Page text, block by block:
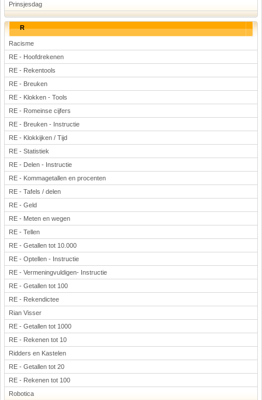
Prinsjesdag
R
Racisme
RE - Hoofdrekenen
RE - Rekentools
RE - Breuken
RE - Klokken - Tools
RE - Romeinse cijfers
RE - Breuken - Instructie
RE - Klokkijken / Tijd
RE - Statistiek
RE - Delen - Instructie
RE - Kommagetallen en procenten
RE - Tafels / delen
RE - Geld
RE - Meten en wegen
RE - Tellen
RE - Getallen tot 10.000
RE - Optellen - Instructie
RE - Vermeningvuldigen- Instructie
RE - Getallen tot 100
RE - Rekendictee
Rian Visser
RE - Getallen tot 1000
RE - Rekenen tot 10
Ridders en Kastelen
RE - Getallen tot 20
RE - Rekenen tot 100
Robotica